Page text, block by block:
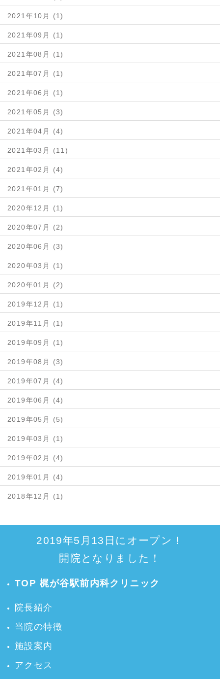
2021年10月 (1)
2021年09月 (1)
2021年08月 (1)
2021年07月 (1)
2021年06月 (1)
2021年05月 (3)
2021年04月 (4)
2021年03月 (11)
2021年02月 (4)
2021年01月 (7)
2020年12月 (1)
2020年07月 (2)
2020年06月 (3)
2020年03月 (1)
2020年01月 (2)
2019年12月 (1)
2019年11月 (1)
2019年09月 (1)
2019年08月 (3)
2019年07月 (4)
2019年06月 (4)
2019年05月 (5)
2019年03月 (1)
2019年02月 (4)
2019年01月 (4)
2018年12月 (1)
2019年5月13日にオープン！
開院となりました！
TOP 梶が谷駅前内科クリニック
院長紹介
当院の特徴
施設案内
アクセス